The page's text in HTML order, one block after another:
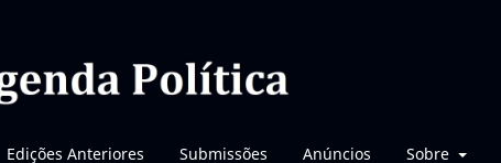
Edições Anteriores Submissões Anúncios Sobre